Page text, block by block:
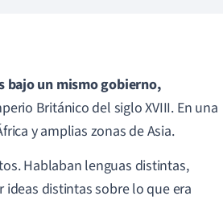
bajo un mismo gobierno,
Británico del siglo XVIII. En una
y amplias zonas de Asia.
Hablaban lenguas distintas,
distintas sobre lo que era